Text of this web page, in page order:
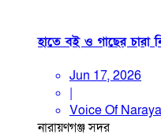
হাতে বই ও গাছের চারা
Jun 17, 2026
|
Voice Of
নারায়ণগঞ্জ সদর